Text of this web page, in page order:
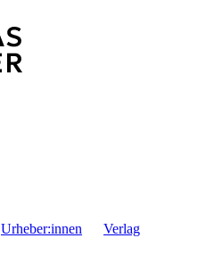
Urheber:innen Verlag